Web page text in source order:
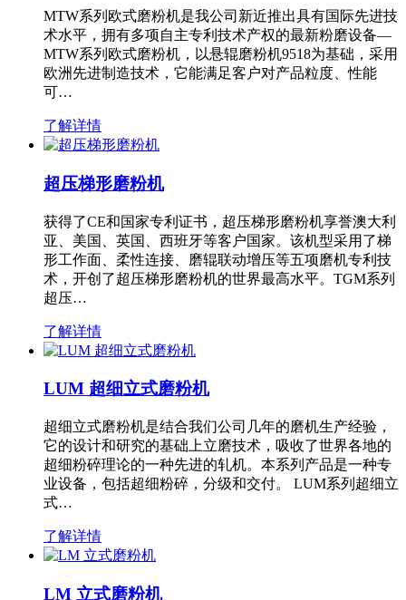
MTW系列欧式磨粉机是我公司新近推出具有国际先进技
术水平，拥有多项自主专利技术产权的最新粉磨设备—
MTW系列欧式磨粉机，以悬辊磨粉机9518为基础，采用
欧洲先进制造技术，它能满足客户对产品粒度、性能
可…
了解详情
超压梯形磨粉机
获得了CE和国家专利证书，超压梯形磨粉机享誉澳大利
亚、美国、英国、西班牙等客户国家。该机型采用了梯
形工作面、柔性连接、磨辊联动增压等五项磨机专利技
术，开创了超压梯形磨粉机的世界最高水平。TGM系列
超压…
了解详情
LUM 超细立式磨粉机
超细立式磨粉机是结合我们公司几年的磨机生产经验，
它的设计和研究的基础上立磨技术，吸收了世界各地的
超细粉碎理论的一种先进的轧机。本系列产品是一种专
业设备，包括超细粉碎，分级和交付。 LUM系列超细立
式…
了解详情
LM 立式磨粉机